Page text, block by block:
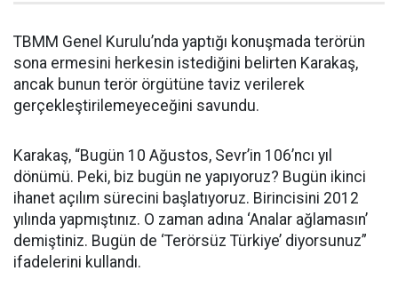
TBMM Genel Kurulu’nda yaptığı konuşmada terörün
sona ermesini herkesin istediğini belirten Karakaş,
ancak bunun terör örgütüne taviz verilerek
gerçekleştirilemeyeceğini savundu.
Karakaş, “Bugün 10 Ağustos, Sevr’in 106’ncı yıl
dönümü. Peki, biz bugün ne yapıyoruz? Bugün ikinci
ihanet açılım sürecini başlatıyoruz. Birincisini 2012
yılında yapmıştınız. O zaman adına ‘Analar ağlamasın’
demiştiniz. Bugün de ‘Terörsüz Türkiye’ diyorsunuz”
ifadelerini kullandı.